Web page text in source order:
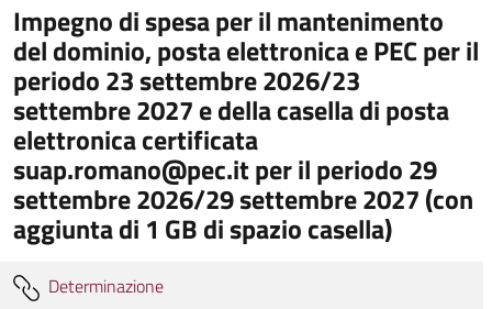
Impegno di spesa per il mantenimento
del dominio, posta elettronica e PEC per il
periodo 23 settembre 2026/23
settembre 2027 e della casella di posta
elettronica certificata
suap.romano@pec.it per il periodo 29
settembre 2026/29 settembre 2027 (con
aggiunta di 1 GB di spazio casella)
Determinazione